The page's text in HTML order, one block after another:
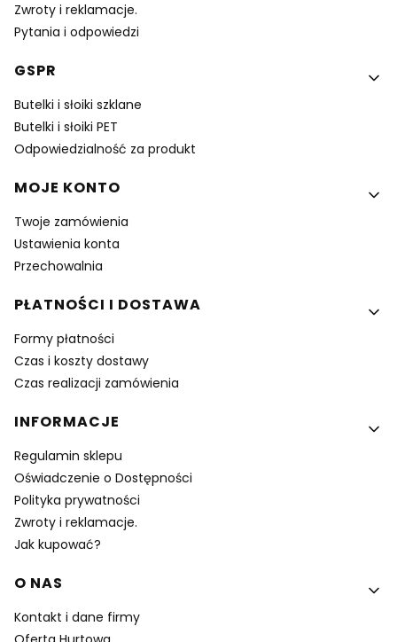
Zwroty i reklamacje.
Pytania i odpowiedzi
GSPR
Butelki i słoiki szklane
Butelki i słoiki PET
Odpowiedzialność za produkt
MOJE KONTO
Twoje zamówienia
Ustawienia konta
Przechowalnia
PŁATNOŚCI I DOSTAWA
Formy płatności
Czas i koszty dostawy
Czas realizacji zamówienia
INFORMACJE
Regulamin sklepu
Oświadczenie o Dostępności
Polityka prywatności
Zwroty i reklamacje.
Jak kupować?
O NAS
Kontakt i dane firmy